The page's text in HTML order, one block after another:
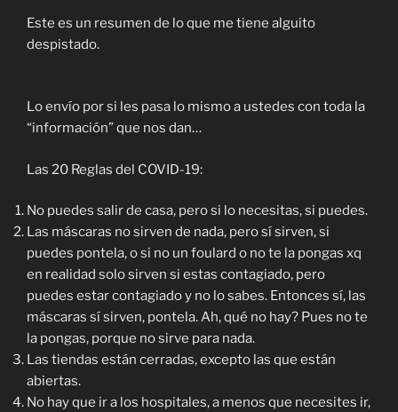
Este es un resumen de lo que me tiene alguito
despistado.
Lo envío por si les pasa lo mismo a ustedes con toda la
“información” que nos dan…
Las 20 Reglas del COVID-19:
No puedes salir de casa, pero si lo necesitas, si puedes.
Las máscaras no sirven de nada, pero sí sirven, si
puedes pontela, o si no un foulard o no te la pongas xq
en realidad solo sirven si estas contagiado, pero
puedes estar contagiado y no lo sabes. Entonces sí, las
máscaras sí sirven, pontela. Ah, qué no hay? Pues no te
la pongas, porque no sirve para nada.
Las tiendas están cerradas, excepto las que están
abiertas.
No hay que ir a los hospitales, a menos que necesites ir,